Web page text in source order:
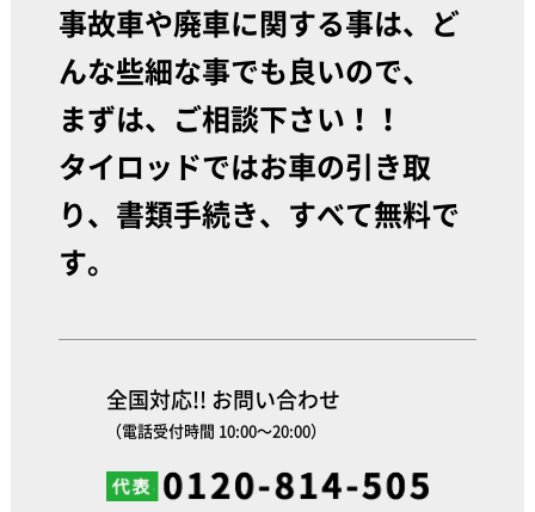
事故車や廃車に関する事は、ど
んな些細な事でも良いので、
まずは、ご相談下さい！！
タイロッドではお車の引き取
り、書類手続き、すべて無料で
す。
全国対応!! お問い合わせ
（電話受付時間 10:00～20:00）